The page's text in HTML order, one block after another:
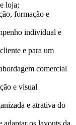
loja;
formação e
individual e
e para um
comercial
e visual
e atrativa do